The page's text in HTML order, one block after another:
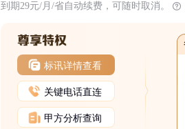
到期29元/月/省自动续费，可随时取消。
标讯详情查看
关键电话直连
甲方分析查询